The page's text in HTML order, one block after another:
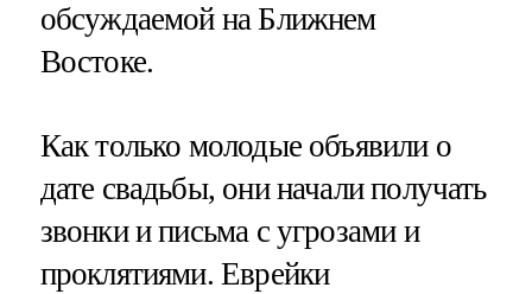
обсуждаемой на Ближнем
Востоке.
Как только молодые объявили о
дате свадьбы, они начали получать
звонки и письма с угрозами и
проклятиями. Еврейки